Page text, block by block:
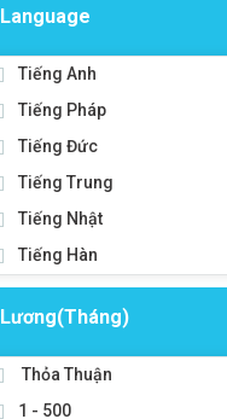
Language
Tiếng Anh
Tiếng Pháp
Tiếng Đức
Tiếng Trung
Tiếng Nhật
Tiếng Hàn
Lương(Tháng)
Thỏa Thuận
1 - 500